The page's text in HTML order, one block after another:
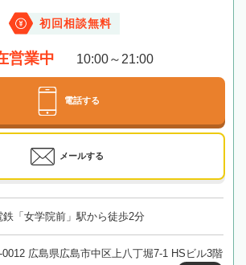
初回相談無料
営業中 10:00～21:00
電話する
メールする
鉄「女学院前」駅から徒歩2分
0012 広島県広島市中区上八丁堀7-1 HSビル3階